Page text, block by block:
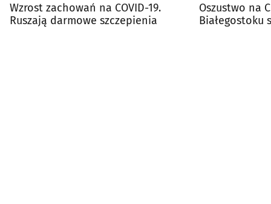
Wzrost zachowań na COVID-19.
Ruszają darmowe szczepienia
Oszustwo na
Białegostoku